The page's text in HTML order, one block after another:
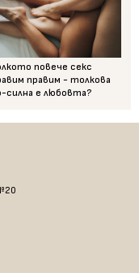
повече секс
правим - толкова
силна е любовта?